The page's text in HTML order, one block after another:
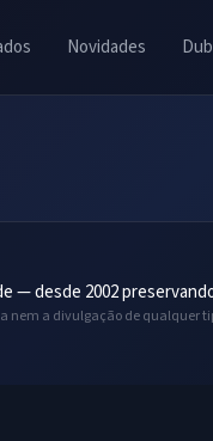
Novidades
— desde 2002
nem a divulgação de qualquer